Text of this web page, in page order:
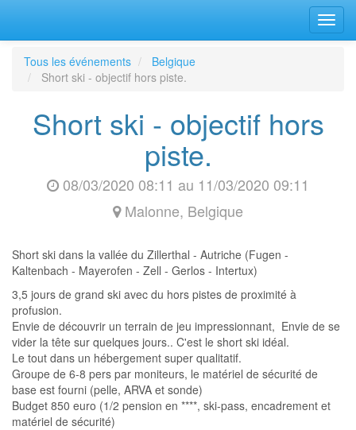
la
Tous les événements
Belgique
Short ski - objectif hors piste.
Short ski - objectif hors
piste.
08/03/2020 08:11 au 11/03/2020 09:11
Malonne, Belgique
Short ski dans la vallée du Zillerthal - Autriche (Fugen -
Kaltenbach - Mayerofen - Zell - Gerlos - Intertux)
3,5 jours de grand ski avec du hors pistes de proximité à
profusion.
Envie de découvrir un terrain de jeu impressionnant, Envie de se
vider la tête sur quelques jours.. C'est le short ski idéal.
Le tout dans un hébergement super qualitatif.
Groupe de 6-8 pers par moniteurs, le matériel de sécurité de
base est fourni (pelle, ARVA et sonde)
Budget 850 euro (1/2 pension en ****, ski-pass, encadrement et
matériel de sécurité)